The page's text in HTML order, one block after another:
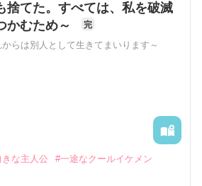
捨てた。すべては、私を破滅
かむため～
完
らは別人として生きてまいります～
な主人公
#一途なクールイケメン